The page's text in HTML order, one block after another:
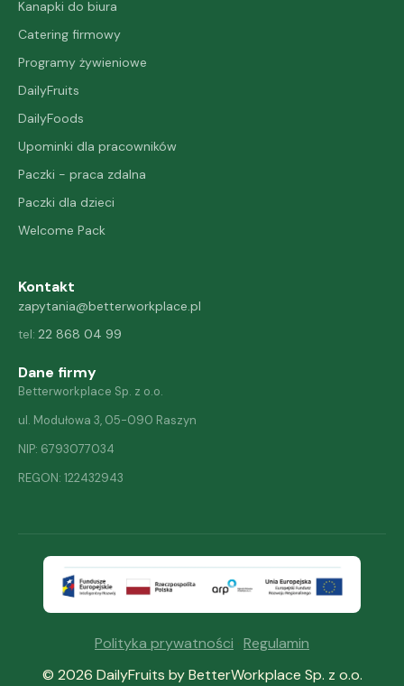
Kanapki do biura
Catering firmowy
Programy żywieniowe
DailyFruits
DailyFoods
Upominki dla pracowników
Paczki - praca zdalna
Paczki dla dzieci
Welcome Pack
Kontakt
zapytania@betterworkplace.pl
tel: 22 868 04 99
Dane firmy
Betterworkplace Sp. z o.o.
ul. Modułowa 3, 05-090 Raszyn
NIP: 6793077034
REGON: 122432943
Polityka prywatności · Regulamin
© 2026 DailyFruits by BetterWorkplace Sp. z o.o.